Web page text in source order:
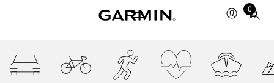
0
Total